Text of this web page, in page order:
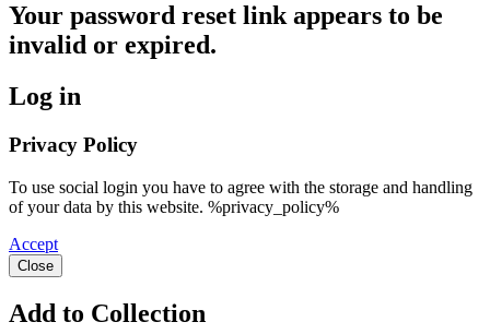
Your password reset link appears to be
invalid or expired.
Log in
Privacy Policy
To use social login you have to agree with the storage and handling
of your data by this website. %privacy_policy%
Accept
Close
Add to Collection